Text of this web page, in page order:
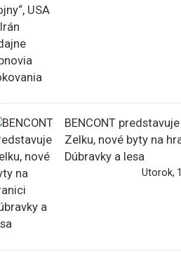
BENCONT predstavuje
Zelku, nové byty na
Dúbravky a lesa
Utorok,